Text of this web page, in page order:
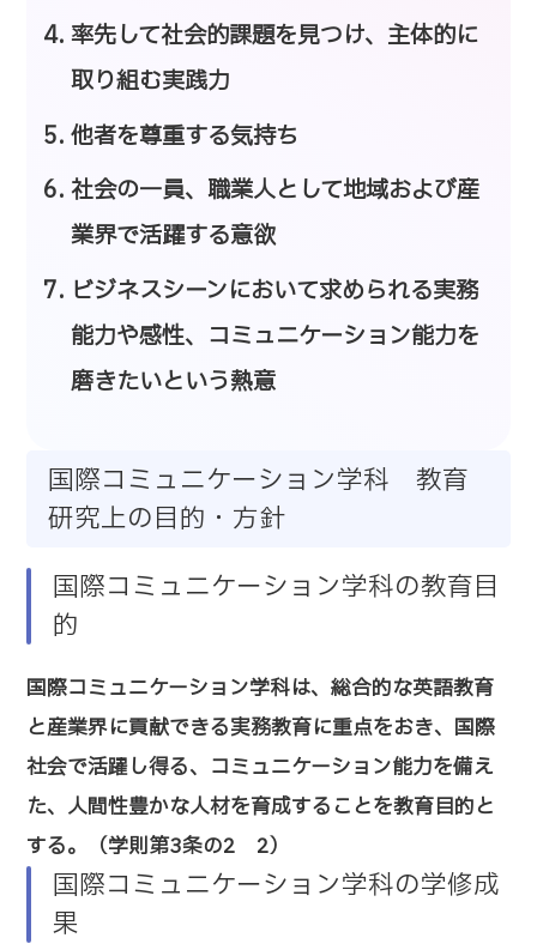
率先して社会的課題を見つけ、主体的に
取り組む実践力
他者を尊重する気持ち
社会の一員、職業人として地域および産
業界で活躍する意欲
ビジネスシーンにおいて求められる実務
能力や感性、コミュニケーション能力を
磨きたいという熱意
国際コミュニケーション学科 教育
研究上の目的・方針
国際コミュニケーション学科の教育目
的
国際コミュニケーション学科は、総合的な英語教育
と産業界に貢献できる実務教育に重点をおき、国際
社会で活躍し得る、コミュニケーション能力を備え
た、人間性豊かな人材を育成することを教育目的と
する。（学則第3条の2 2）
国際コミュニケーション学科の学修成
果